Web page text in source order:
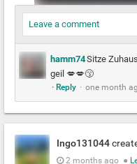
Leave a comment
hamm74Sitze
geil 💋💋😙
· Reply · one month
Ingo131044
2 months ago ●